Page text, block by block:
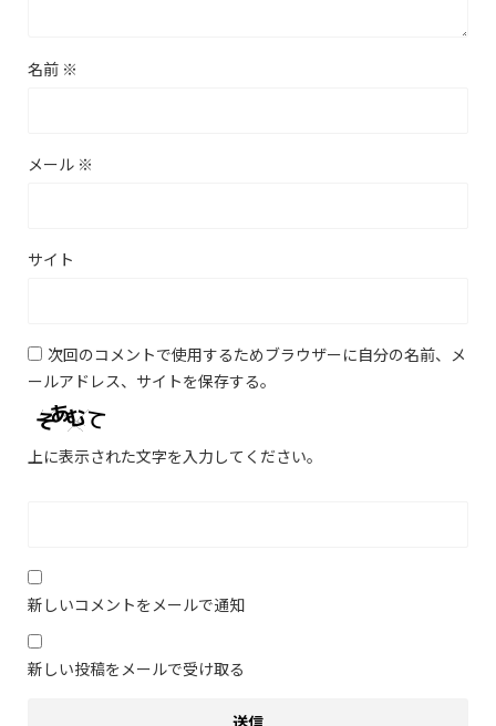
名前 ※
メール ※
サイト
次回のコメントで使用するためブラウザーに自分の名前、メ
ールアドレス、サイトを保存する。
上に表示された文字を入力してください。
新しいコメントをメールで通知
新しい投稿をメールで受け取る